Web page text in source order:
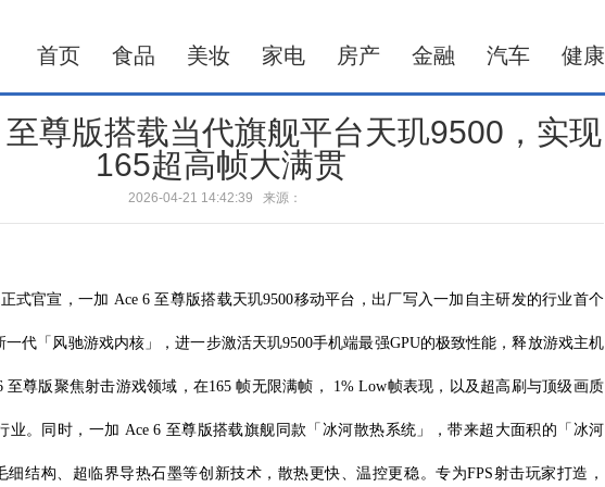
首页 食品 美妆 家电 房产 金融 汽车 健康
尊版搭载当代旗舰平台天玑9500，实现
165超高帧大满贯
2026-04-21 14:42:39 来源：
式官宣，一加 Ace 6 至尊版搭载天玑9500移动平台，出厂写入一加自主研发的行业首个
代「风驰游戏内核」，进一步激活天玑9500手机端最强GPU的极致性能，释放游戏主机
至尊版聚焦射击游戏领域，在165 帧无限满帧， 1% Low帧表现，以及超高刷与顶级画质
业。同时，一加 Ace 6 至尊版搭载旗舰同款「冰河散热系统」，带来超大面积的「冰河
细结构、超临界导热石墨等创新技术，散热更快、温控更稳。专为FPS射击玩家打造，